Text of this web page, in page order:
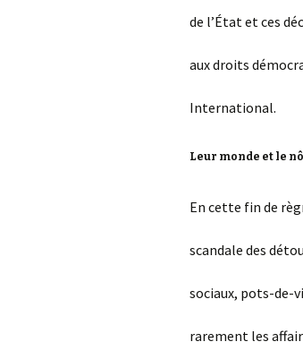
de l’État et ces
aux droits
International.
Leur monde et le
En cette fin de
scandale des
sociaux, pots-de-
rarement les